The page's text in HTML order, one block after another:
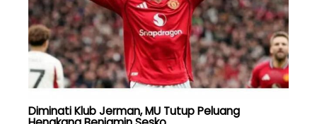
Diminati Klub Jerman, MU Tutup Peluang